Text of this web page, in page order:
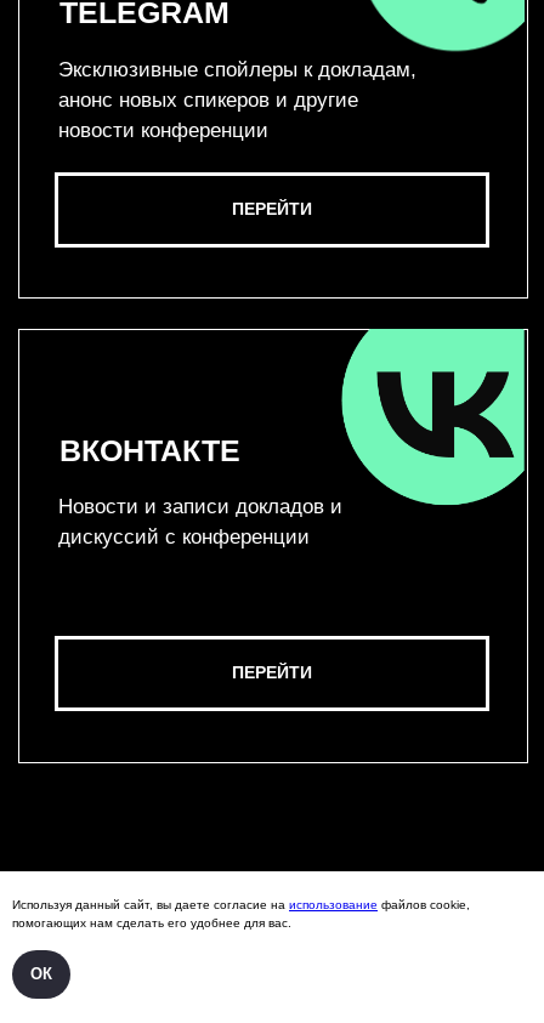
Используя данный сайт, вы даете согласие на использование файлов cookie,
помогающих нам сделать его удобнее для вас.
ОК